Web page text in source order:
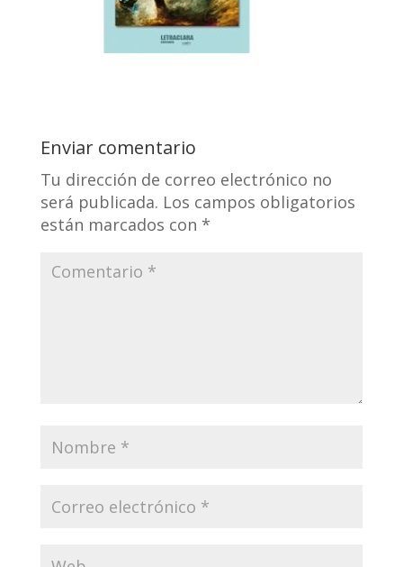
Enviar comentario
Tu dirección de correo electrónico no
será publicada. Los campos obligatorios
están marcados con *